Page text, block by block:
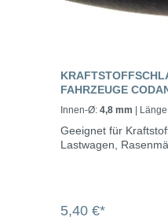
FAHRZEUGE
R6, R7, R8, R11
Innen-Ø: 4,8 mm |
Geeignet für
Lastwagen,
5,40 €*